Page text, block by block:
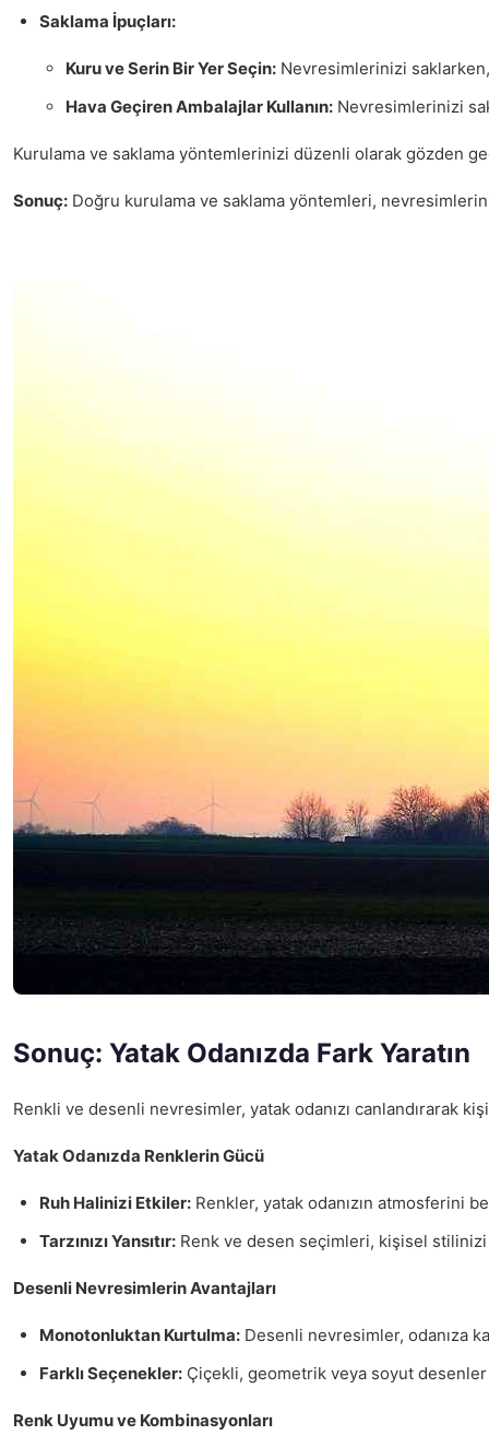
Saklama İpuçları:
Kuru ve Serin Bir Yer Seçin: Nevresimlerinizi
Hava Geçiren Ambalajlar Kullanın: Nevresimlerinizi
Kurulama ve saklama yöntemlerinizi düzenli olarak gözden
Sonuç: Doğru kurulama ve saklama yöntemleri,
Sonuç: Yatak Odanızda Fark Yaratın
Renkli ve desenli nevresimler, yatak odanızı canlandırarak
Yatak Odanızda Renklerin Gücü
Ruh Halinizi Etkiler: Renkler, yatak odanızın atmosferini
Tarzınızı Yansıtır: Renk ve desen seçimleri, kişisel stilinizi
Desenli Nevresimlerin Avantajları
Monotonluktan Kurtulma: Desenli nevresimler, odanıza
Farklı Seçenekler: Çiçekli, geometrik veya soyut
Renk Uyumu ve Kombinasyonları